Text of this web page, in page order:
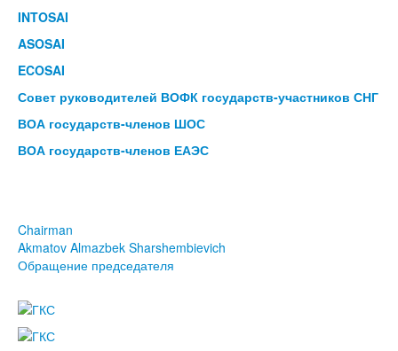
INTOSAI
ASOSAI
ECOSAI
Совет руководителей ВОФК государств-участников СНГ
ВОА государств-членов ШОС
ВОА государств-членов ЕАЭС
Chairman
Akmatov Almazbek Sharshembievich
Обращение председателя